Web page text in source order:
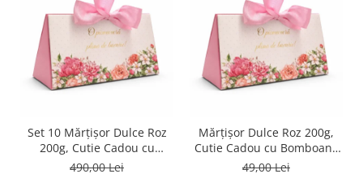
Set 10 Mărțișor Dulce Roz
200g, Cutie Cadou cu
Bomboane de Ciocolată
490,00 Lei
Mărțișor Dulce Roz 200g,
Cutie Cadou cu Bomboane
de Ciocolată
49,00 Lei